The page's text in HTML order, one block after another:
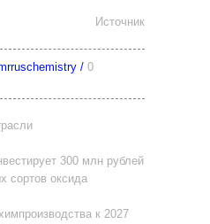
Источник
/ 0
300 млн рублей
сортов оксида
к 2027